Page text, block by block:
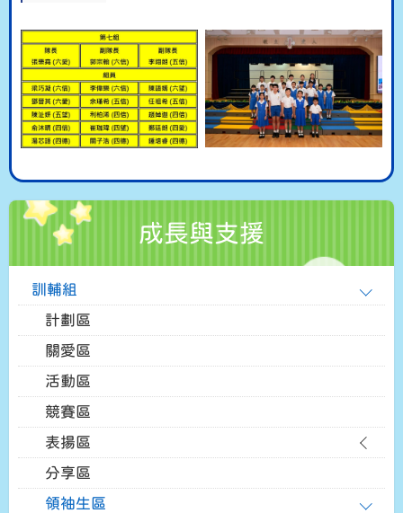
成長與支援
訓輔組
計劃區
關愛區
活動區
競賽區
表揚區
分享區
領袖生區